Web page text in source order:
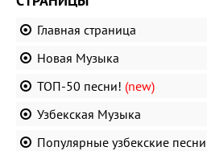
Главная страница
Новая Музыка
ТОП-50 песни! (new)
Узбекская Музыка
Популярные узбекские песни